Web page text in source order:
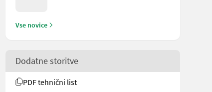
Vse novice
Dodatne storitve
PDF tehnični list